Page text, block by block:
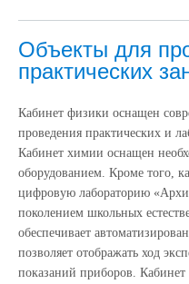
Объекты для
практических
Кабинет физики оснащен
проведения практических и
Кабинет химии оснащен
оборудованием. Кроме того,
цифровую лабораторию
поколением школьных
обеспечивает
позволяет отображать ход
показаний приборов.